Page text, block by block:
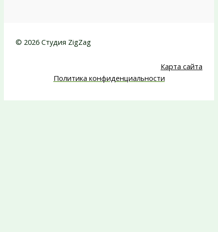
© 2026 Студия ZigZag
Карта сайта
Политика конфиденциальности